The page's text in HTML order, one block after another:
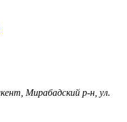
Мирабадский р-н, ул.